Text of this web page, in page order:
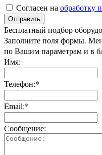
Согласен на обработку
Отправить
Бесплатный подбор
Заполните поля формы.
по Вашим параметрам и в
Имя:
Телефон:*
Email:*
Сообщение: